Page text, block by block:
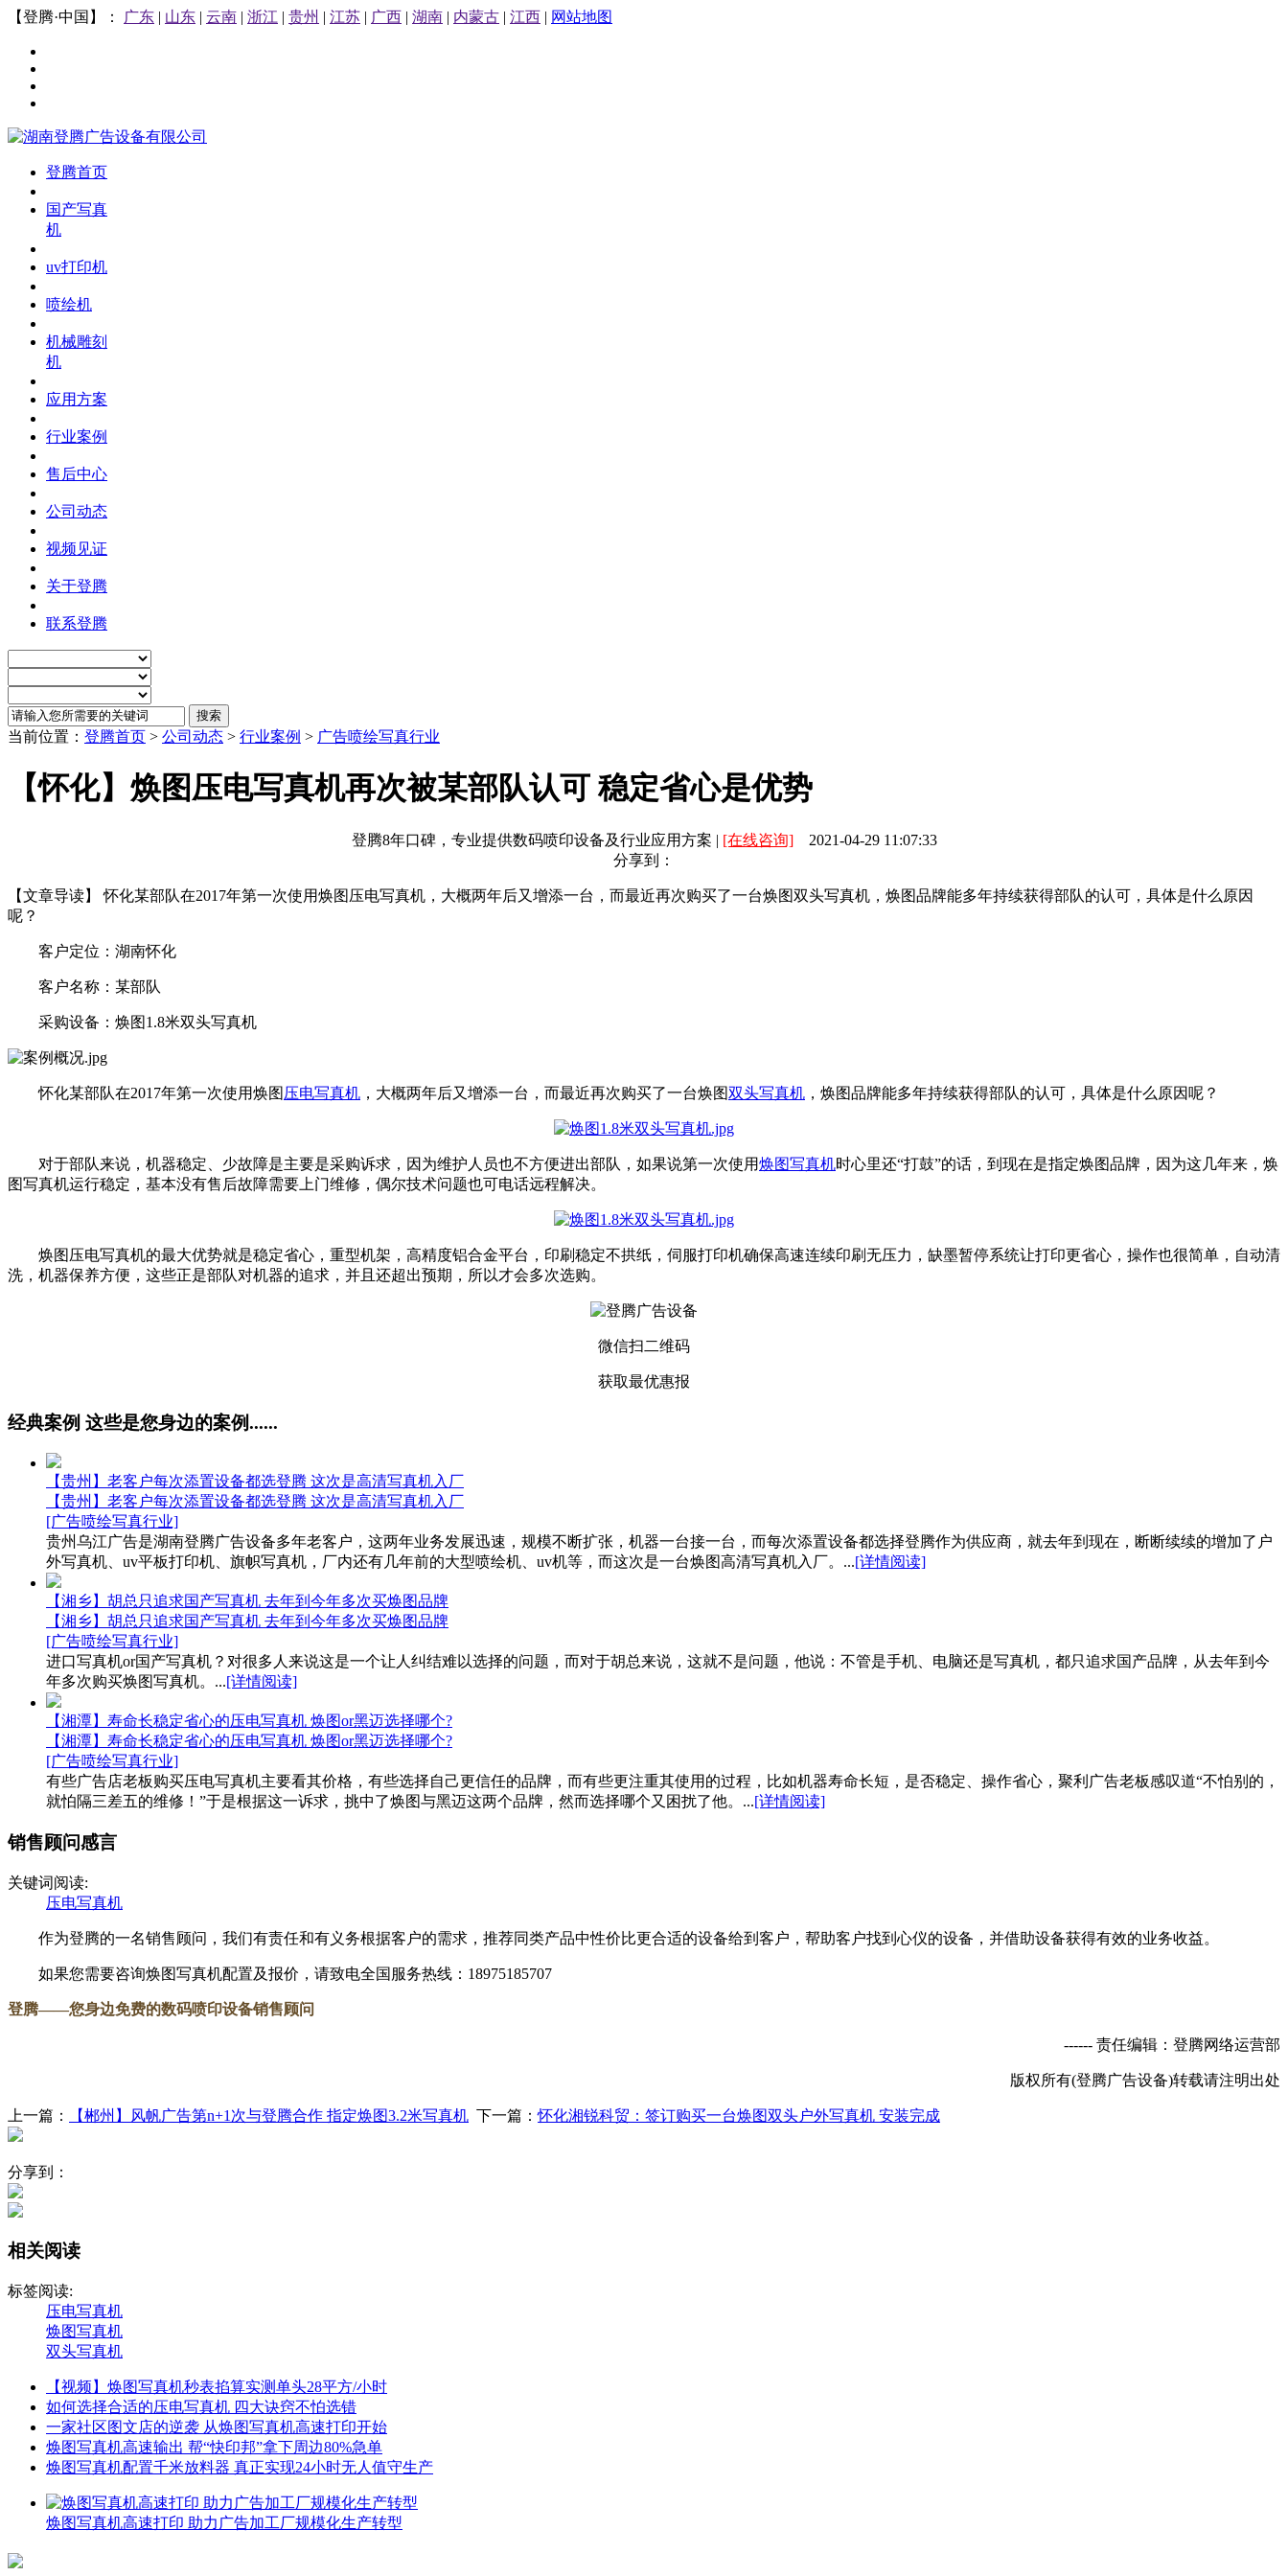
【登腾·中国】： 广东 | 山东 | 云南 | 浙江 | 贵州 | 江苏 | 广西 | 湖南 | 内蒙古 | 江西 | 网站地图
登腾首页
国产写真
机
uv打印机
喷绘机
机械雕刻
机
应用方案
行业案例
售后中心
公司动态
视频见证
关于登腾
联系登腾
当前位置： 登腾首页 > 公司动态 > 行业案例 > 广告喷绘写真行业
【怀化】焕图压电写真机再次被某部队认可 稳定省心是优势
登腾8年口碑，专业提供数码喷印设备及行业应用方案 | [在线咨询]2021-04-29 11:07:33
分享到：
【文章导读】 怀化某部队在2017年第一次使用焕图压电写真机，大概两年后又增添一台，而最近再次购买了一台焕图双头写真机，焕图品牌能多年持续获得部队的认可，具体是什么原因
呢？
客户定位：湖南怀化
客户名称：某部队
采购设备：焕图1.8米双头写真机
怀化某部队在2017年第一次使用焕图压电写真机 ，大概两年后又增添一台，而最近再次购买了一台焕图双头写真机 ，焕图品牌能多年持续获得部队的认可，具体是什么原因呢？
对于部队来说，机器稳定、少故障是主要是采购诉求，因为维护人员也不方便进出部队， 如果说第一次使用焕图写真机时心里还“打鼓”的话，到现在是指定焕图品牌，因为这几年来，焕
图写真机运行稳定，基本没有售后故障需要上门维修，偶尔技术问题也可电话远程解决。
焕图压电写真机的最大优势就是稳定省心，重型机架，高精度铝合金平台，印刷稳定不拱纸，伺服打印机确保高速连续印刷无压力，缺墨暂停系统让打印更省心，操作也很简单，自动清
洗，机器保养方便，这些正是部队对机器的追求，并且还超出预期，所以才会多次选购。
微信扫二维码
获取最优惠报
经典案例 这些是您身边的案例......
【贵州】老客户每次添置设备都选登腾 这次是高清写真机入厂
【贵州】老客户每次添置设备都选登腾 这次是高清写真机入厂
[广告喷绘写真行业]
贵州乌江广告是湖南登腾广告设备多年老客户，这两年业务发展迅速，规模不断扩张，机器一台接一台，而每次添置设备都选择登腾作为供应商，就去年到现在，断断续续的增加了户
外写真机、uv平板打印机、旗帜写真机，厂内还有几年前的大型喷绘机、uv机等，而这次是一台焕图高清写真机入厂。...[详情阅读]
【湘乡】胡总只追求国产写真机 去年到今年多次买焕图品牌
【湘乡】胡总只追求国产写真机 去年到今年多次买焕图品牌
[广告喷绘写真行业]
进口写真机or国产写真机？对很多人来说这是一个让人纠结难以选择的问题，而对于胡总来说，这就不是问题，他说：不管是手机、电脑还是写真机，都只追求国产品牌，从去年到今
年多次购买焕图写真机。...[详情阅读]
【湘潭】寿命长稳定省心的压电写真机 焕图or黑迈选择哪个?
【湘潭】寿命长稳定省心的压电写真机 焕图or黑迈选择哪个?
[广告喷绘写真行业]
有些广告店老板购买压电写真机主要看其价格，有些选择自己更信任的品牌，而有些更注重其使用的过程，比如机器寿命长短，是否稳定、操作省心，聚利广告老板感叹道“不怕别的，
就怕隔三差五的维修！”于是根据这一诉求，挑中了焕图与黑迈这两个品牌，然而选择哪个又困扰了他。...[详情阅读]
销售顾问感言
关键词阅读:
压电写真机
作为登腾的一名销售顾问，我们有责任和有义务根据客户的需求，推荐同类产品中性价比更合适的设备给到客户，帮助客户找到心仪的设备，并借助设备获得有效的业务收益。
如果您需要咨询焕图写真机配置及报价，请致电全国服务热线：18975185707
登腾——您身边免费的数码喷印设备销售顾问
------ 责任编辑：登腾网络运营部
版权所有(登腾广告设备)转载请注明出处
上一篇： 【郴州】风帆广告第n+1次与登腾合作 指定焕图3.2米写真机 下一篇：怀化湘锐科贸：签订购买一台焕图双头户外写真机 安装完成
分享到：
相关阅读
标签阅读:
压电写真机
焕图写真机
双头写真机
【视频】焕图写真机秒表掐算实测单头28平方/小时
如何选择合适的压电写真机 四大诀窍不怕选错
一家社区图文店的逆袭 从焕图写真机高速打印开始
焕图写真机高速输出 帮“快印邦”拿下周边80%急单
焕图写真机配置千米放料器 真正实现24小时无人值守生产
焕图写真机高速打印 助力广告加工厂规模化生产转型